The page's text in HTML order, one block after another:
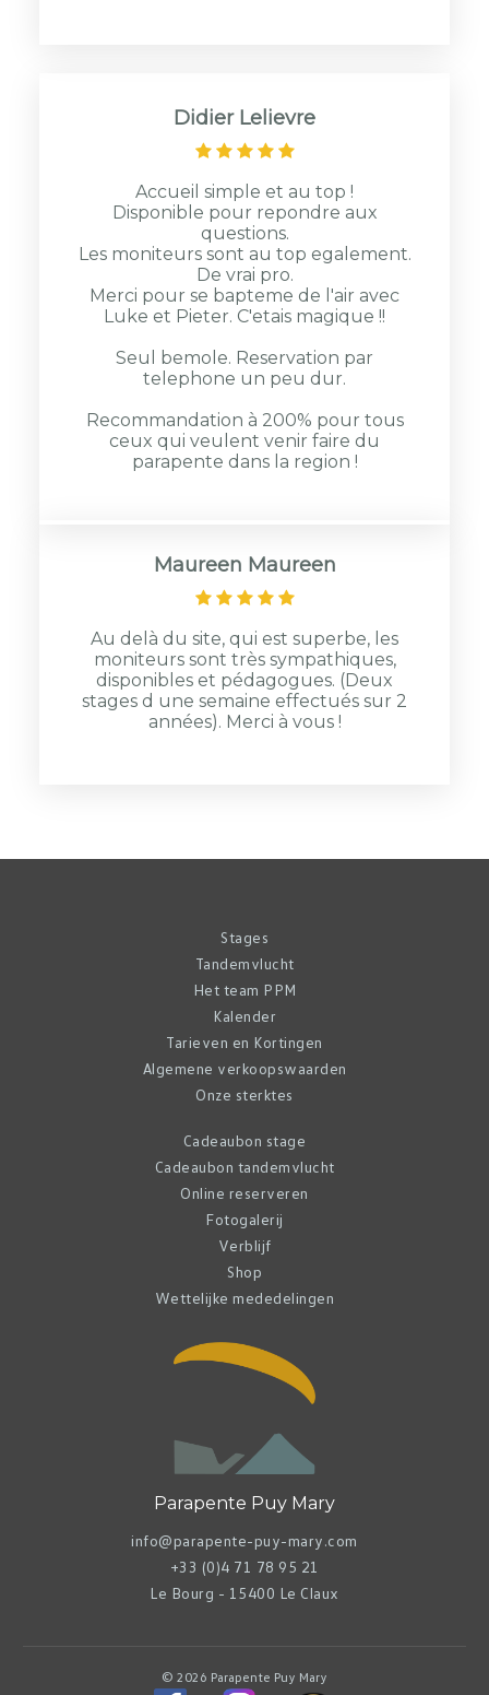
Didier Lelievre
Accueil simple et au top !
Disponible pour repondre aux
questions.
Les moniteurs sont au top egalement.
De vrai pro.
Merci pour se bapteme de l'air avec
Luke et Pieter. C'etais magique !!
Seul bemole. Reservation par
telephone un peu dur.
Recommandation à 200% pour tous
ceux qui veulent venir faire du
parapente dans la region !
Maureen Maureen
Au delà du site, qui est superbe, les
moniteurs sont très sympathiques,
disponibles et pédagogues. (Deux
stages d une semaine effectués sur 2
années). Merci à vous !
Stages
Tandemvlucht
Het team PPM
Kalender
Tarieven en Kortingen
Algemene verkoopswaarden
Onze sterktes
Cadeaubon stage
Cadeaubon tandemvlucht
Online reserveren
Fotogalerij
Verblijf
Shop
Wettelijke mededelingen
Parapente Puy Mary
info@parapente-puy-mary.com
+33 (0)4 71 78 95 21
Le Bourg - 15400 Le Claux
© 2026 Parapente Puy Mary